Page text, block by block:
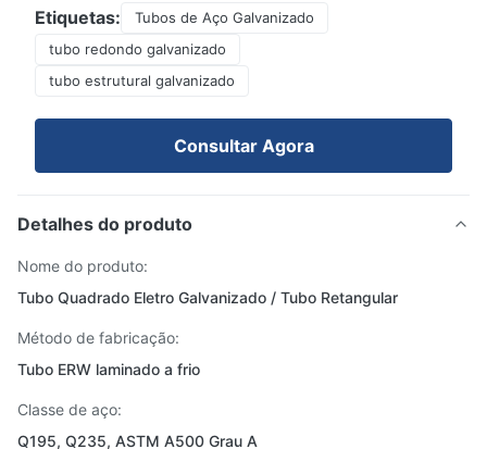
Etiquetas:
Tubos de Aço Galvanizado
tubo redondo galvanizado
tubo estrutural galvanizado
Consultar Agora
Detalhes do produto
Nome do produto:
Tubo Quadrado Eletro Galvanizado / Tubo Retangular
Método de fabricação:
Tubo ERW laminado a frio
Classe de aço:
Q195, Q235, ASTM A500 Grau A